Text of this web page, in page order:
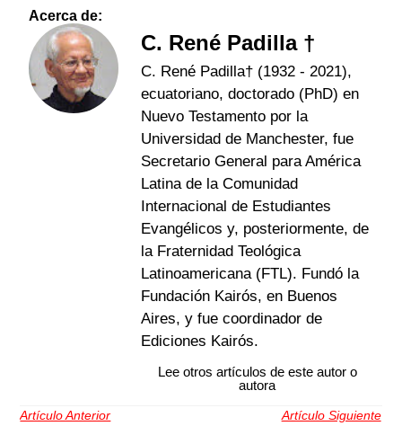
Acerca de:
C. René Padilla †
C. René Padilla† (1932 - 2021),
ecuatoriano, doctorado (PhD) en
Nuevo Testamento por la
Universidad de Manchester, fue
Secretario General para América
Latina de la Comunidad
Internacional de Estudiantes
Evangélicos y, posteriormente, de
la Fraternidad Teológica
Latinoamericana (FTL). Fundó la
Fundación Kairós, en Buenos
Aires, y fue coordinador de
Ediciones Kairós.
Lee otros artículos de este autor o
autora
Artículo Anterior Artículo Siguiente